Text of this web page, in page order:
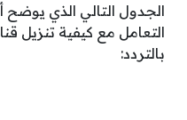
الجدول التالي الذي
بالتردد: